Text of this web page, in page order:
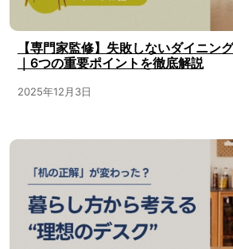
【専門家監修】失敗しないダイニン
｜6つの重要ポイントを徹底解説
2025年12月3日